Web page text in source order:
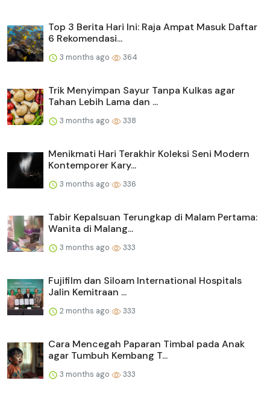
Top 3 Berita Hari Ini: Raja Ampat Masuk Daftar
6 Rekomendasi...
3 months ago 364
Trik Menyimpan Sayur Tanpa Kulkas agar
Tahan Lebih Lama dan ...
3 months ago 338
Menikmati Hari Terakhir Koleksi Seni Modern
Kontemporer Kary...
3 months ago 336
Tabir Kepalsuan Terungkap di Malam Pertama:
Wanita di Malang...
3 months ago 333
Fujifilm dan Siloam International Hospitals
Jalin Kemitraan ...
2 months ago 333
Cara Mencegah Paparan Timbal pada Anak
agar Tumbuh Kembang T...
3 months ago 333